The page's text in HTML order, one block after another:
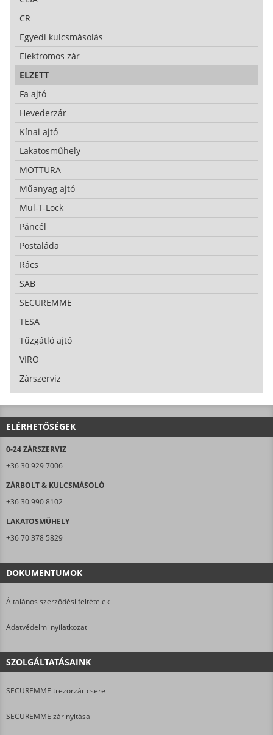
CR
Egyedi kulcsmásolás
Elektromos zár
ELZETT
Fa ajtó
Hevederzár
Kínai ajtó
Lakatosműhely
MOTTURA
Műanyag ajtó
Mul-T-Lock
Páncél
Postaláda
Rács
SAB
SECUREMME
TESA
Tűzgátló ajtó
VIRO
Zárszerviz
ELÉRHETŐSÉGEK
0-24 ZÁRSZERVIZ
+36 30 929 7006
ZÁRBOLT & KULCSMÁSOLÓ
+36 30 990 8102
LAKATOSMŰHELY
+36 70 378 5829
DOKUMENTUMOK
Általános szerződési feltételek
Adatvédelmi nyilatkozat
SZOLGÁLTATÁSAINK
SECUREMME trezorzár csere
SECUREMME zár nyitása